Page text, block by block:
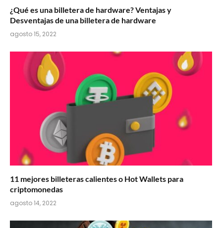
¿Qué es una billetera de hardware? Ventajas y
Desventajas de una billetera de hardware
agosto 15, 2022
11 mejores billeteras calientes o Hot Wallets para
criptomonedas
agosto 14, 2022